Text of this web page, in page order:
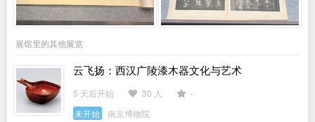
展馆里的其他展览
云飞扬：西汉广陵漆木器文化与艺术
5 天后开始 30 人
-
未开始
南京博物院